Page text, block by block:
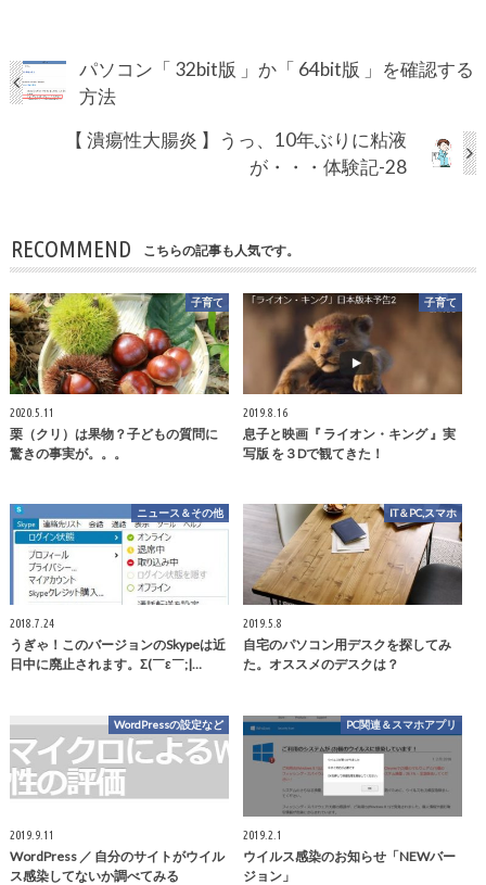
パソコン「 32bit版 」か「 64bit版 」を確認する
方法
【 潰瘍性大腸炎 】うっ、10年ぶりに粘液
が・・・体験記-28
RECOMMEND こちらの記事も人気です。
子育て
2020.5.11
栗（クリ）は果物？子どもの質問に
驚きの事実が。。。
子育て
2019.8.16
息子と映画『 ライオン・キング 』実
写版 を３Dで観てきた！
ニュース＆その他
2018.7.24
うぎゃ！このバージョンのSkypeは近
日中に廃止されます。Σ(￣ε￣;|…
IT＆PC,スマホ
2019.5.8
自宅のパソコン用デスクを探してみ
た。オススメのデスクは？
WordPressの設定など
2019.9.11
WordPress ／ 自分のサイトがウイル
ス感染してないか調べてみる
PC関連＆スマホアプリ
2019.2.1
ウイルス感染のお知らせ「NEWバー
ジョン」